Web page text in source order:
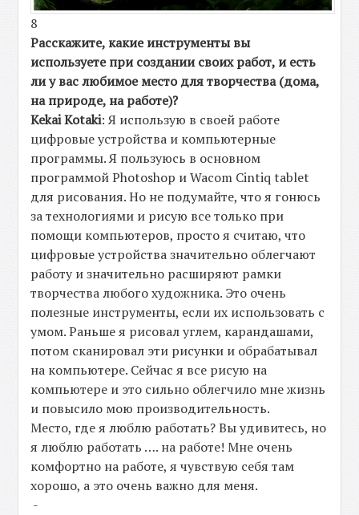
8
Расскажите, какие инструменты вы
используете при создании своих работ, и есть
ли у вас любимое место для творчества (дома,
на природе, на работе)?
Kekai Kotaki: Я использую в своей работе
цифровые устройства и компьютерные
программы. Я пользуюсь в основном
программой Photoshop и Wacom Cintiq tablet
для рисования. Но не подумайте, что я гонюсь
за технологиями и рисую все только при
помощи компьютеров, просто я считаю, что
цифровые устройства значительно облегчают
работу и значительно расширяют рамки
творчества любого художника. Это очень
полезные инструменты, если их использовать с
умом. Раньше я рисовал углем, карандашами,
потом сканировал эти рисунки и обрабатывал
на компьютере. Сейчас я все рисую на
компьютере и это сильно облегчило мне жизнь
и повысило мою производительность.
Место, где я люблю работать? Вы удивитесь, но
я люблю работать …. на работе! Мне очень
комфортно на работе, я чувствую себя там
хорошо, а это очень важно для меня.
-